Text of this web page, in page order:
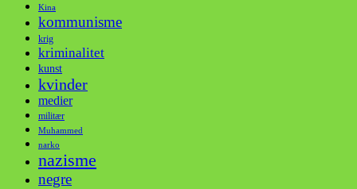
Kina
kommunisme
krig
kriminalitet
kunst
kvinder
medier
militær
Muhammed
narko
nazisme
negre